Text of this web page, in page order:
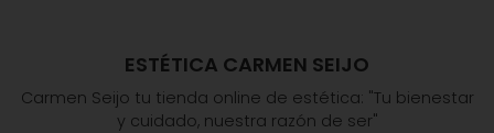
ESTÉTICA CARMEN SEIJO
Carmen Seijo tu tienda online de estética: "Tu bienestar
y cuidado, nuestra razón de ser"